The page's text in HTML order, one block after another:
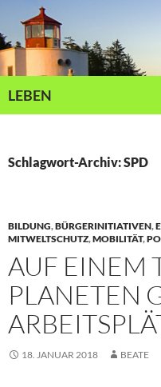
Inhalt
springen
LEBEN
Schlagwort-Archiv: SPD
BILDUNG,BÜRGERINITIATIVEN,
MITWELTSCHUTZ,MOBILITÄT,
AUF EINEM
PLANETEN
18. JANUAR 2018 BEATE